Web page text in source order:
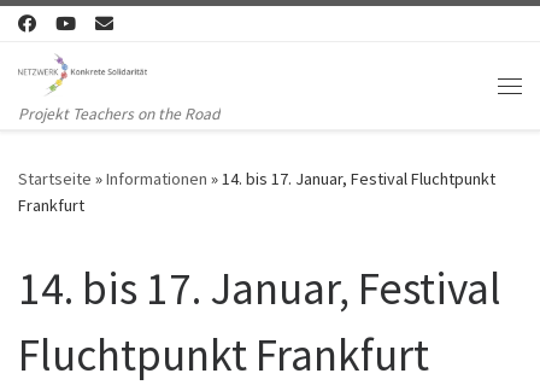
Zum Inhalt springen
Projekt Teachers on the Road
Startseite »Informationen »14. bis 17. Januar, Festival Fluchtpunkt
Frankfurt
14. bis 17. Januar, Festival
Fluchtpunkt Frankfurt